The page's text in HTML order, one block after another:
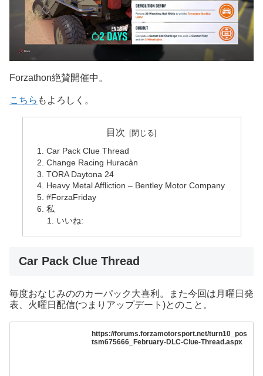
Forzathon絶賛開催中。
こちら もよろしく。
目次
Car Pack Clue Thread
Change Racing Huracàn
TORA Daytona 24
Heavy Metal Affliction – Bentley Motor Company
#ForzaFriday
私
いいね:
Car Pack Clue Thread
毎度おなじみののカーパック大喜利。また今回は月曜日発
表、火曜日配信(つまりアップデート)とのこと。
https://forums.forzamotorsport.net/turn10_pos
tsm675666_February-DLC-Clue-Thread.aspx